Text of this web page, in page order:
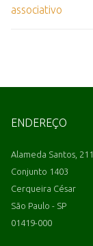
associativo
ENDEREÇO
Alameda Santos, 211
Conjunto 1403
Cerqueira César
São Paulo - SP
01419-000